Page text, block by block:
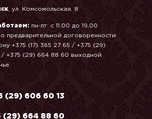
, ул. Комсомольская, 8
пн-пт: с 11.00 до 19.00
предварительной договоренности
+375 (17) 365 27 65 / +375 (29)
/ +375 (29) 664 88 60 выходной
(29) 606 60 13
(29) 664 88 60